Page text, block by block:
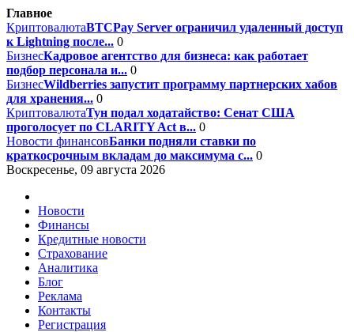
Главное
КриптовалютаBTCPay Server ограничил удаленный доступ
к Lightning после... 0
БизнесКадровое агентство для бизнеса: как работает
подбор персонала и... 0
БизнесWildberries запустит программу партнерских хабов
для хранения... 0
КриптовалютаТун подал ходатайство: Сенат США
проголосует по CLARITY Act в... 0
Новости финансовБанки подняли ставки по
краткосрочным вкладам до максимума с... 0
Воскресенье, 09 августа 2026
Новости
Финансы
Кредитные новости
Страхование
Аналитика
Блог
Реклама
Контакты
Регистрация